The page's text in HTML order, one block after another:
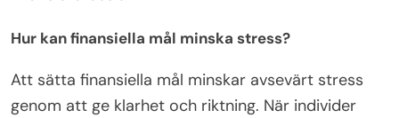
Hur kan finansiella mål minska stress?
Att sätta finansiella mål minskar avsevärt stress
genom att ge klarhet och riktning. När individer